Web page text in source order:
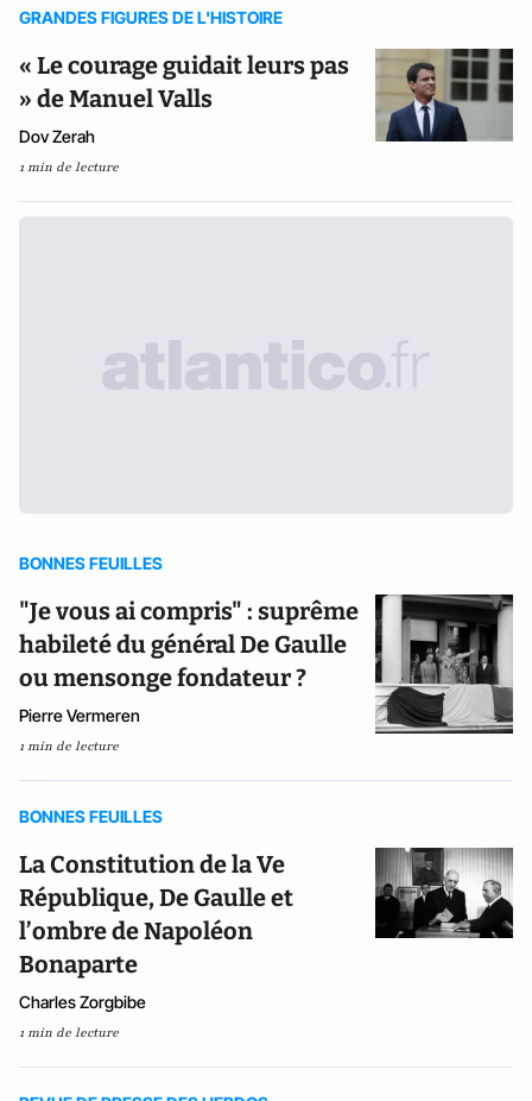
GRANDES FIGURES DE L'HISTOIRE
« Le courage guidait leurs pas
» de Manuel Valls
Dov Zerah
1 min de lecture
BONNES FEUILLES
"Je vous ai compris" : suprême
habileté du général De Gaulle
ou mensonge fondateur ?
Pierre Vermeren
1 min de lecture
BONNES FEUILLES
La Constitution de la Ve
République, De Gaulle et
l’ombre de Napoléon
Bonaparte
Charles Zorgbibe
1 min de lecture